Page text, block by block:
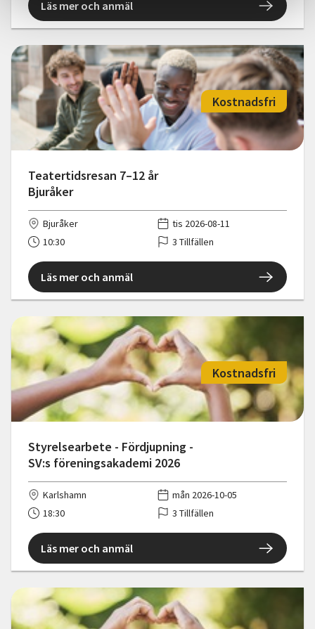
Läs mer och anmäl
Teatertidsresan 7–12 år
Bjuråker
Kostnadsfri
Bjuråker
tis 2026-08-11
10:30
3 Tillfällen
Läs mer och anmäl
Styrelsearbete - Fördjupning -
SV:s föreningsakademi 2026
Kostnadsfri
Karlshamn
mån 2026-10-05
18:30
3 Tillfällen
Läs mer och anmäl